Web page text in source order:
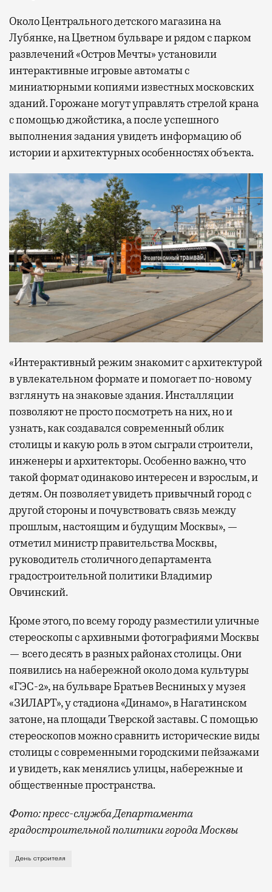
Около Центрального детского магазина на
Лубянке, на Цветном бульваре и рядом с парком
развлечений «Остров Мечты» установили
интерактивные игровые автоматы с
миниатюрными копиями известных московских
зданий. Горожане могут управлять стрелой крана
с помощью джойстика, а после успешного
выполнения задания увидеть информацию об
истории и архитектурных особенностях объекта.
«Интерактивный режим знакомит с архитектурой
в увлекательном формате и помогает по-новому
взглянуть на знаковые здания. Инсталляции
позволяют не просто посмотреть на них, но и
узнать, как создавался современный облик
столицы и какую роль в этом сыграли строители,
инженеры и архитекторы. Особенно важно, что
такой формат одинаково интересен и взрослым, и
детям. Он позволяет увидеть привычный город с
другой стороны и почувствовать связь между
прошлым, настоящим и будущим Москвы», —
отметил министр правительства Москвы,
руководитель столичного департамента
градостроительной политики Владимир
Овчинский.
Кроме этого, по всему городу разместили уличные
стереоскопы с архивными фотографиями Москвы
— всего десять в разных районах столицы. Они
появились на набережной около дома культуры
«ГЭС-2», на бульваре Братьев Весниных у музея
«ЗИЛАРТ», у стадиона «Динамо», в Нагатинском
затоне, на площади Тверской заставы. С помощью
стереоскопов можно сравнить исторические виды
столицы с современными городскими пейзажами
и увидеть, как менялись улицы, набережные и
общественные пространства.
Фото: пресс-служба Департамента
градостроительной политики города Москвы
В этом году профессиональный праздник День
День строителя